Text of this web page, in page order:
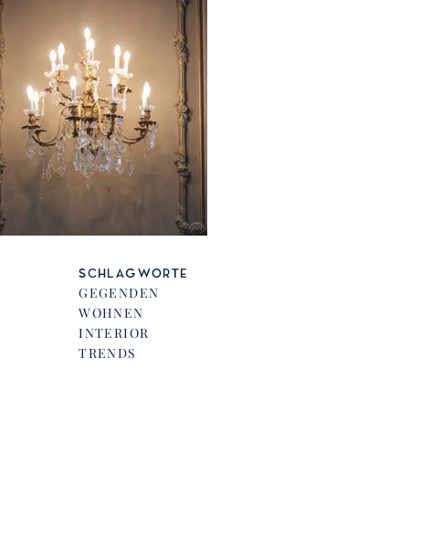
SCHLAGWORTE
GEGENDEN
WOHNEN
INTERIOR
TRENDS